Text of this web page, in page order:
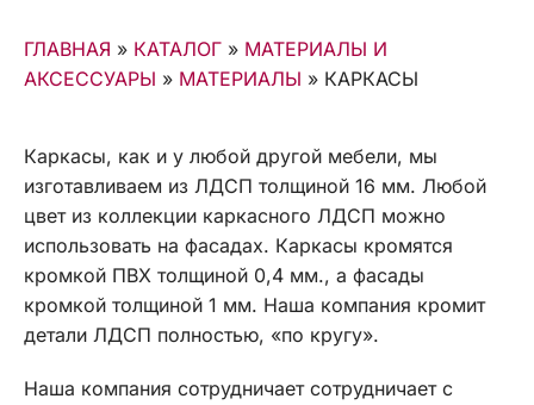
ГЛАВНАЯ » КАТАЛОГ » МАТЕРИАЛЫ И
АКСЕССУАРЫ » МАТЕРИАЛЫ » КАРКАСЫ
Каркасы, как и у любой другой мебели, мы
изготавливаем из ЛДСП толщиной 16 мм. Любой
цвет из коллекции каркасного ЛДСП можно
использовать на фасадах. Каркасы кромятся
кромкой ПВХ толщиной 0,4 мм., а фасады
кромкой толщиной 1 мм. Наша компания кромит
детали ЛДСП полностью, «по кругу».
Наша компания сотрудничает сотрудничает с